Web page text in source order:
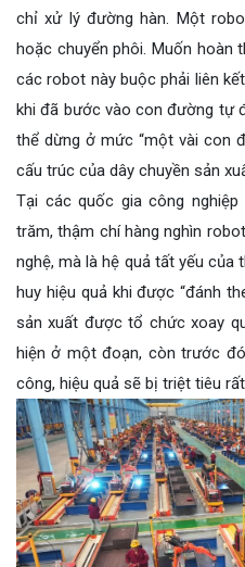
chỉ xử lý đường hàn. Một
hoặc chuyển phôi. Muốn hoàn
các robot này buộc phải liên
khi đã bước vào con đường tự
thể dừng ở mức “một vài con
cấu trúc của dây chuyền sản
Tại các quốc gia công
trăm, thậm chí hàng nghìn
nghệ, mà là hệ quả tất yếu của
huy hiệu quả khi được “đánh
sản xuất được tổ chức xoay
hiện ở một đoạn, còn trước
công, hiệu quả sẽ bị triệt tiêu